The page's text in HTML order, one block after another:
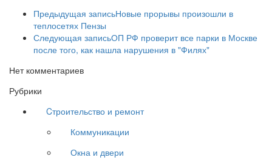
Предыдущая записьНовые прорывы произошли в
теплосетях Пензы
Следующая записьОП РФ проверит все парки в Москве
после того, как нашла нарушения в "Филях"
Нет комментариев
Рубрики
Cтроительство и ремонт
Коммуникации
Окна и двери